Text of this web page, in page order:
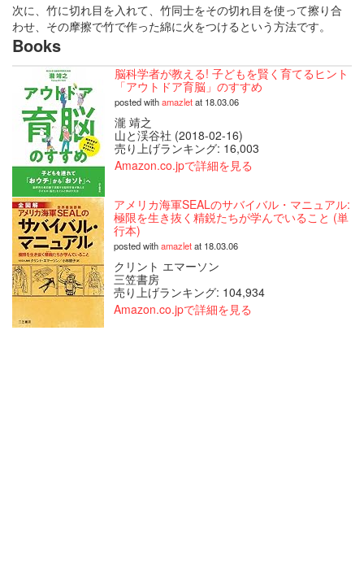
次に、竹に切れ目を入れて、竹同士をその切れ目を使って擦り合
わせ、その摩擦で竹で作った綿に火をつけるという方法です。
Books
脳科学者が教える! 子どもを賢く育てるヒント
「アウトドア育脳」のすすめ
posted withamazletat 18.03.06
瀧 靖之
山と渓谷社 (2018-02-16)
売り上げランキング: 16,003
Amazon.co.jpで詳細を見る
アメリカ海軍SEALのサバイバル・マニュアル:
極限を生き抜く精鋭たちが学んでいること (単
行本)
posted withamazletat 18.03.06
クリント エマーソン
三笠書房
売り上げランキング: 104,934
Amazon.co.jpで詳細を見る